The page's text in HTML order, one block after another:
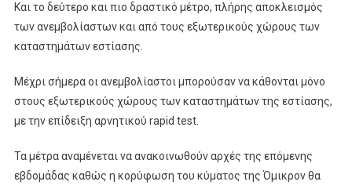
Και το δεύτερο και πιο δραστικό μέτρο, πλήρης αποκλεισμός
των ανεμβολίαστων και από τους εξωτερικούς χώρους των
καταστημάτων εστίασης.
Μέχρι σήμερα οι ανεμβολίαστοι μπορούσαν να κάθονται μόνο
στους εξωτερικούς χώρους των καταστημάτων της εστίασης,
με την επίδειξη αρνητικού rapid test.
Τα μέτρα αναμένεται να ανακοινωθούν αρχές της επόμενης
εβδομάδας καθώς η κορύφωση του κύματος της Όμικρον θα